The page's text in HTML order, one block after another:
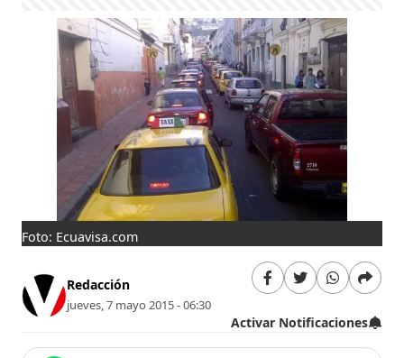
Foto: Ecuavisa.com
Redacción
jueves, 7 mayo 2015 - 06:30
Activar Notificaciones